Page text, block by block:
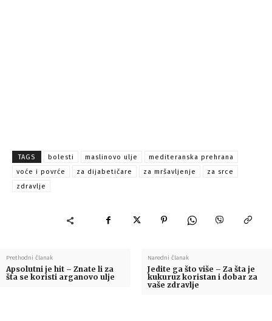
TAGS bolesti maslinovo ulje
mediteranska prehrana
voće i povrće
za dijabetičare za mršavljenje
za srce
zdravlje
Prethodni članak
Apsolutni je hit – Znate li za
šta se koristi arganovo ulje
Naredni članak
Jedite ga što više – Za šta je
kukuruz koristan i dobar za
vaše zdravlje